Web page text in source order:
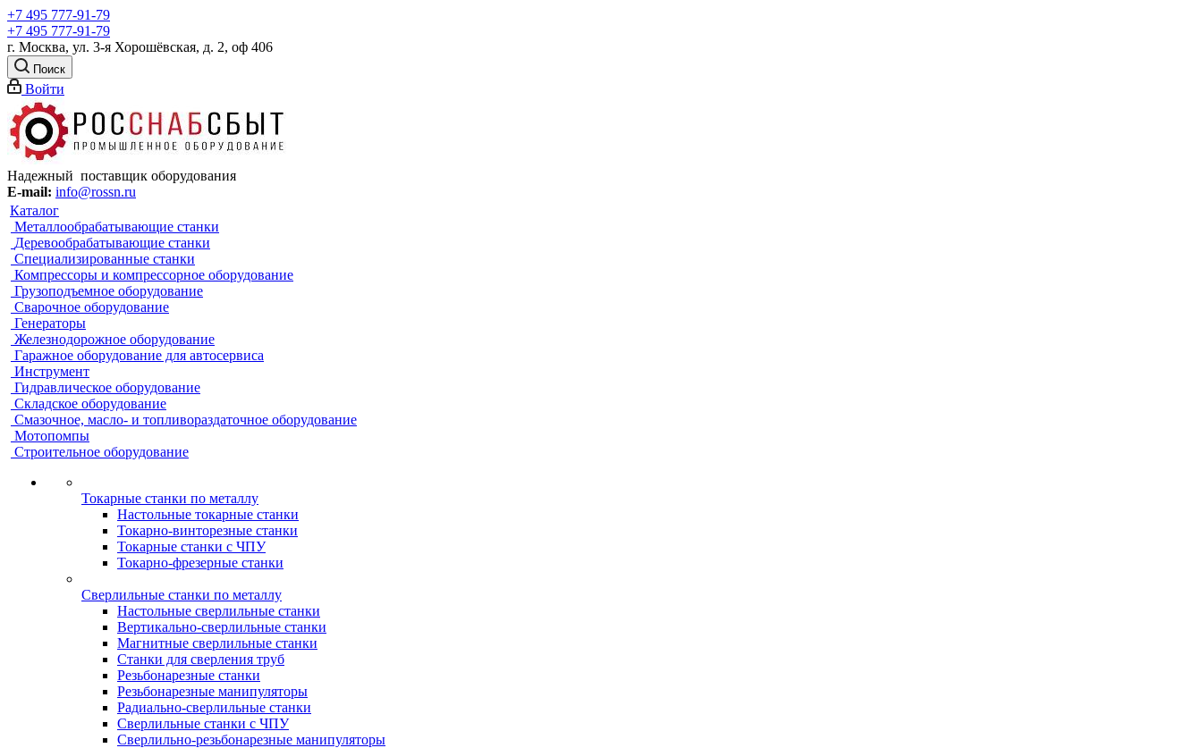
+7 495 777-91-79
+7 495 777-91-79
г. Москва, ул. 3-я Хорошёвская, д. 2, оф 406
Поиск
Войти
Надежный поставщик оборудования
E-mail: info@rossn.ru
Каталог
Металлообрабатывающие станки
Деревообрабатывающие станки
Специализированные станки
Компрессоры и компрессорное оборудование
Грузоподъемное оборудование
Сварочное оборудование
Генераторы
Железнодорожное оборудование
Гаражное оборудование для автосервиса
Инструмент
Гидравлическое оборудование
Складское оборудование
Смазочное, масло- и топливораздаточное оборудование
Мотопомпы
Строительное оборудование
Токарные станки по металлу
Настольные токарные станки
Токарно-винторезные станки
Токарные станки с ЧПУ
Токарно-фрезерные станки
Сверлильные станки по металлу
Настольные сверлильные станки
Вертикально-сверлильные станки
Магнитные сверлильные станки
Станки для сверления труб
Резьбонарезные станки
Резьбонарезные манипуляторы
Радиально-сверлильные станки
Сверлильные станки с ЧПУ
Сверлильно-резьбонарезные манипуляторы